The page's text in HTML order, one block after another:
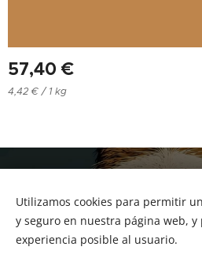
57,40 €
4,42 € / 1 kg
Tf.666351543
Utilizamos cookies para permitir
y seguro en nuestra página web,
experiencia posible al usuario.